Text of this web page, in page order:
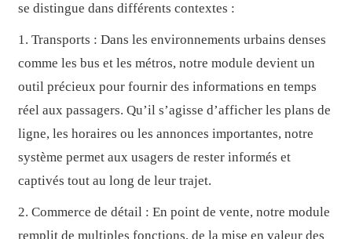
se distingue dans différents contextes :
1. Transports : Dans les environnements urbains denses
comme les bus et les métros, notre module devient un
outil précieux pour fournir des informations en temps
réel aux passagers. Qu’il s’agisse d’afficher les plans de
ligne, les horaires ou les annonces importantes, notre
système permet aux usagers de rester informés et
captivés tout au long de leur trajet.
2. Commerce de détail : En point de vente, notre module
remplit de multiples fonctions, de la mise en valeur des